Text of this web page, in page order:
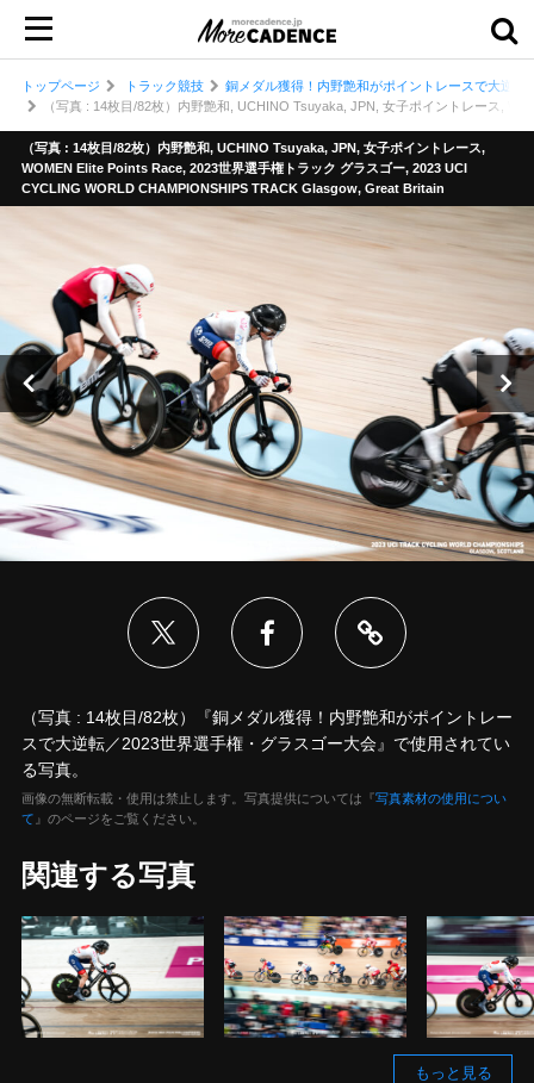
トップページ トラック競技
銅メダル獲得！内野艶和がポイントレースで大逆転
（写真 : 14枚目/82枚）内野艶和, UCHINO Tsuyaka, JPN, 女子ポイントレース,
（写真 : 14枚目/82枚）内野艶和, UCHINO Tsuyaka, JPN, 女子ポイントレース,
WOMEN Elite Points Race, 2023世界選手権トラック グラスゴー, 2023 UCI
CYCLING WORLD CHAMPIONSHIPS TRACK Glasgow, Great Britain
（写真 : 14枚目/82枚）『銅メダル獲得！内野艶和がポイントレー
スで大逆転／2023世界選手権・グラスゴー大会』で使用されてい
る写真。
画像の無断転載・使用は禁止します。写真提供については『写真素材の使用につい
て 』のページをご覧ください。
関連する写真
もっと見る